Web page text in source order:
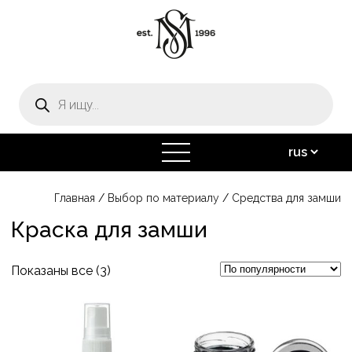
товаров
открыть
меню
Главная / Выбор по материалу / Средства для замши
Краска для замши
Показаны все (3)
имеет